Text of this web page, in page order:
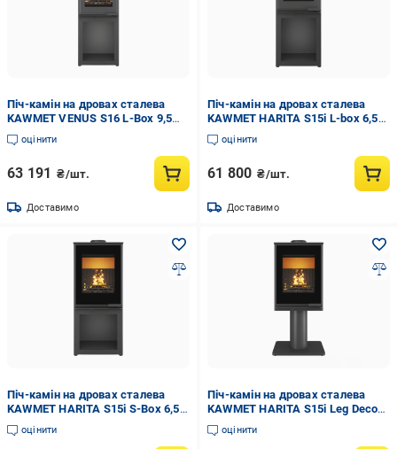
Піч-камін на дровах сталева
KAWMET VENUS S16 L-Box 9,5
кВт (WS16-LBox)
оцінити
63 191 ₴/шт.
Доставимо
Піч-камін на дровах сталева
KAWMET HARITA S15i L-box 6,5
кВт (WS15i-Lbox)
оцінити
61 800 ₴/шт.
Доставимо
Піч-камін на дровах сталева
KAWMET HARITA S15i S-Box 6,5
кВт (WS15i-SBox-Decor)
оцінити
Піч-камін на дровах сталева
KAWMET HARITA S15i Leg Decor
6,5 кВт (WS15i-Leg-Decor)
оцінити